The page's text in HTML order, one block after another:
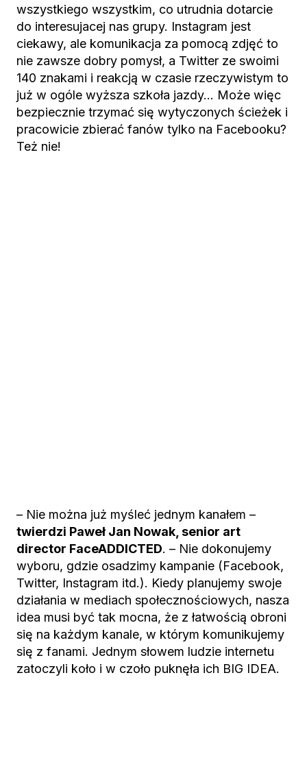
wszystkiego wszystkim, co utrudnia dotarcie
do interesujacej nas grupy. Instagram jest
ciekawy, ale komunikacja za pomocą zdjęć to
nie zawsze dobry pomysł, a Twitter ze swoimi
140 znakami i reakcją w czasie rzeczywistym to
już w ogóle wyższa szkoła jazdy… Może więc
bezpiecznie trzymać się wytyczonych ścieżek i
pracowicie zbierać fanów tylko na Facebooku?
Też nie!
– Nie można już myśleć jednym kanałem –
twierdzi Paweł Jan Nowak, senior art
director FaceADDICTED. – Nie dokonujemy
wyboru, gdzie osadzimy kampanie (Facebook,
Twitter, Instagram itd.). Kiedy planujemy swoje
działania w mediach społecznościowych, nasza
idea musi być tak mocna, że z łatwością obroni
się na każdym kanale, w którym komunikujemy
się z fanami. Jednym słowem ludzie internetu
zatoczyli koło i w czoło puknęła ich BIG IDEA.